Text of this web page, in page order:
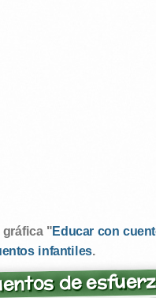
gráfica "Educar con
infantiles.
de